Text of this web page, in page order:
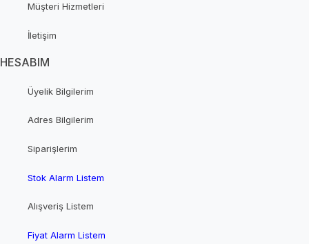
Müşteri Hizmetleri
İletişim
HESABIM
Üyelik Bilgilerim
Adres Bilgilerim
Siparişlerim
Stok Alarm Listem
Alışveriş Listem
Fiyat Alarm Listem